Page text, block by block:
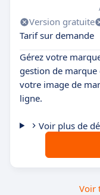
Version gratuite
Tarif sur demande
Gérez votre
gestion de marque
votre image de
ligne.
Voir plus de
Voir